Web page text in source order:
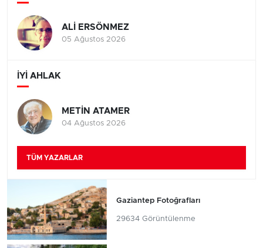
ALİ ERSÖNMEZ
05 Ağustos 2026
İYİ AHLAK
METİN ATAMER
04 Ağustos 2026
TÜM YAZARLAR
Gaziantep Fotoğrafları
29634 Görüntülenme